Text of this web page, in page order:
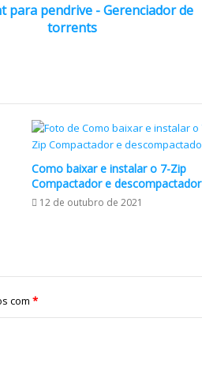
para pendrive - Gerenciador de
torrents
Como baixar e instalar o 7-Zip
Compactador e descompactador
12 de outubro de 2021
com *